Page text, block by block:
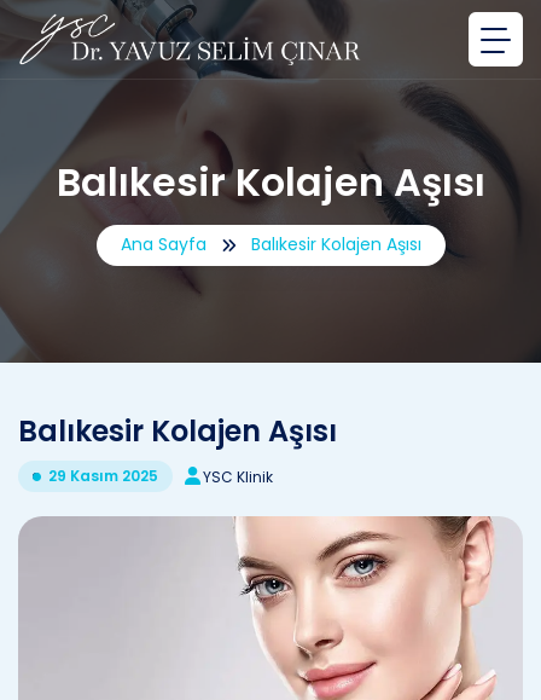
Balıkesir Kolajen Aşısı
Ana Sayfa Balıkesir Kolajen Aşısı
Balıkesir Kolajen Aşısı
29 Kasım 2025 YSC Klinik